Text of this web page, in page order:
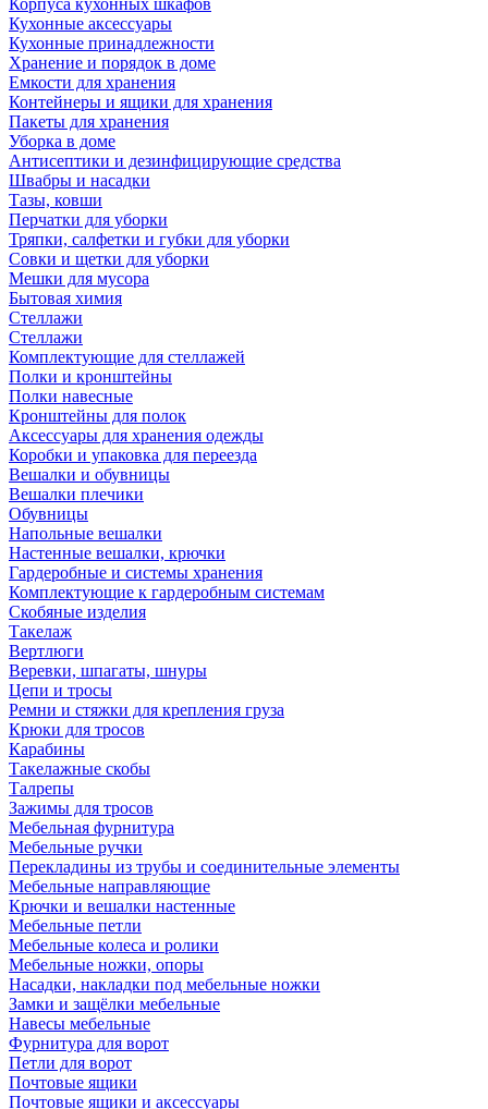
Корпуса кухонных шкафов
Кухонные аксессуары
Кухонные принадлежности
Хранение и порядок в доме
Емкости для хранения
Контейнеры и ящики для хранения
Пакеты для хранения
Уборка в доме
Антисептики и дезинфицирующие средства
Швабры и насадки
Тазы, ковши
Перчатки для уборки
Тряпки, салфетки и губки для уборки
Совки и щетки для уборки
Мешки для мусора
Бытовая химия
Стеллажи
Стеллажи
Комплектующие для стеллажей
Полки и кронштейны
Полки навесные
Кронштейны для полок
Аксессуары для хранения одежды
Коробки и упаковка для переезда
Вешалки и обувницы
Вешалки плечики
Обувницы
Напольные вешалки
Настенные вешалки, крючки
Гардеробные и системы хранения
Комплектующие к гардеробным системам
Скобяные изделия
Такелаж
Вертлюги
Веревки, шпагаты, шнуры
Цепи и тросы
Ремни и стяжки для крепления груза
Крюки для тросов
Карабины
Такелажные скобы
Талрепы
Зажимы для тросов
Мебельная фурнитура
Мебельные ручки
Перекладины из трубы и соединительные элементы
Мебельные направляющие
Крючки и вешалки настенные
Мебельные петли
Мебельные колеса и ролики
Мебельные ножки, опоры
Насадки, накладки под мебельные ножки
Замки и защёлки мебельные
Навесы мебельные
Фурнитура для ворот
Петли для ворот
Почтовые ящики
Почтовые ящики и аксессуары